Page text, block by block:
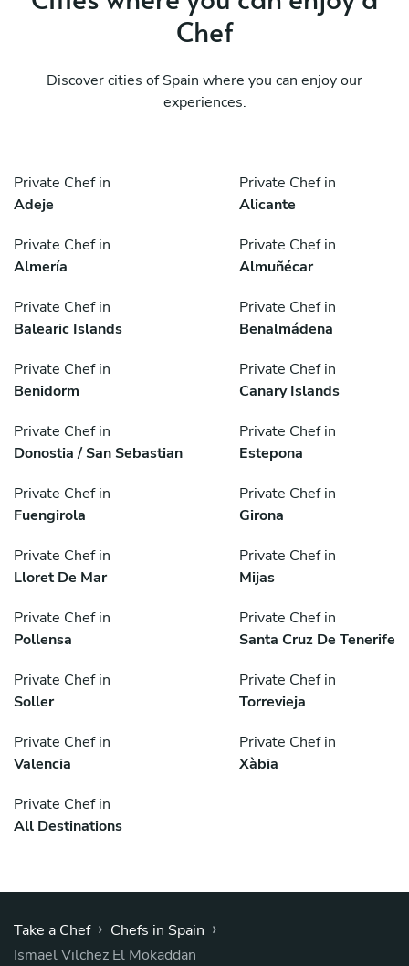
Chef
Discover cities of Spain where you can enjoy our
experiences.
Private Chef in
Adeje
Private Chef in
Alicante
Private Chef in
Almería
Private Chef in
Almuñécar
Private Chef in
Balearic Islands
Private Chef in
Benalmádena
Private Chef in
Benidorm
Private Chef in
Canary Islands
Private Chef in
Donostia / San Sebastian
Private Chef in
Estepona
Private Chef in
Fuengirola
Private Chef in
Girona
Private Chef in
Lloret De Mar
Private Chef in
Mijas
Private Chef in
Pollensa
Private Chef in
Santa Cruz De Tenerife
Private Chef in
Soller
Private Chef in
Torrevieja
Private Chef in
Valencia
Private Chef in
Xàbia
Private Chef in
All Destinations
Take a Chef › Chefs in Spain ›
Ismael Vilchez El Mokaddan